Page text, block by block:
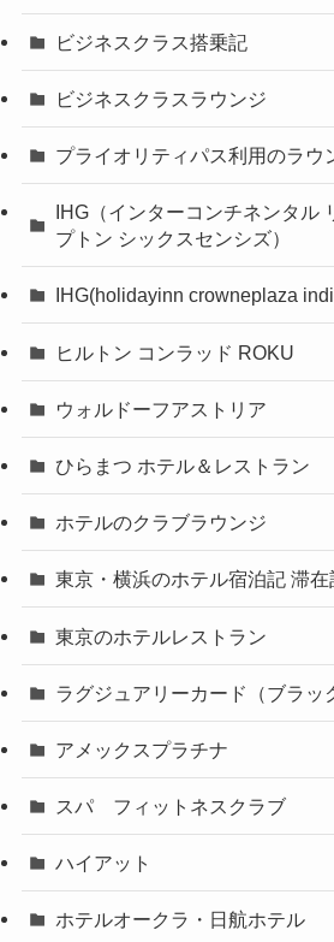
ビジネスクラス搭乗記
ビジネスクラスラウンジ
プライオリティパス利用のラウ
IHG（インターコンチネンタル
プトン シックスセンシズ）
IHG(holidayinn crowneplaza
ヒルトン コンラッド ROKU
ウォルドーフアストリア
ひらまつ ホテル＆レストラン
ホテルのクラブラウンジ
東京・横浜のホテル宿泊記 滞在
東京のホテルレストラン
ラグジュアリーカード（ブラッ
アメックスプラチナ
スパ フィットネスクラブ
ハイアット
ホテルオークラ・日航ホテル